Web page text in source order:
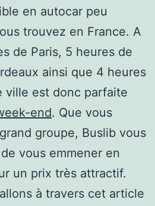
en autocar peu
trouvez en France. A
de Paris, 5 heures de
ainsi que 4 heures
ville est donc parfaite
end. Que vous
groupe, Buslib vous
vous emmener en
un prix très attractif.
à travers cet article